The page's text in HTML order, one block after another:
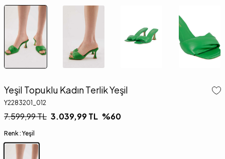
Yeşil Topuklu Kadın Terlik Yeşil
Y2283201_012
7.599,99TL 3.039,99TL %60
Renk : Yeşil